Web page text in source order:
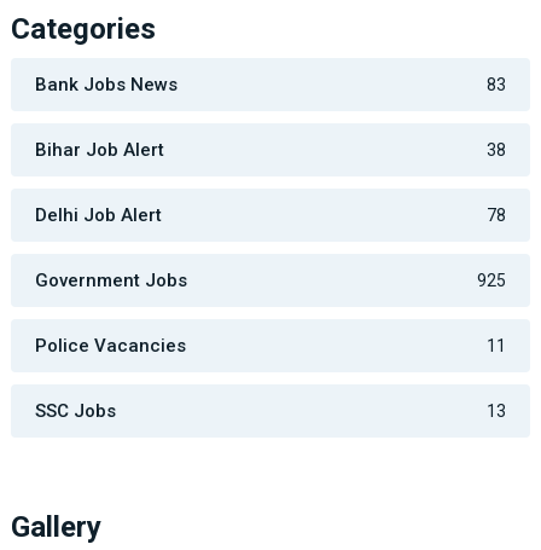
Categories
Bank Jobs News 83
Bihar Job Alert 38
Delhi Job Alert 78
Government Jobs 925
Police Vacancies 11
SSC Jobs 13
Gallery